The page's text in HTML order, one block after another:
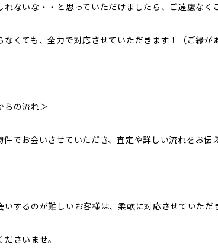
ないな・・と思っていただけましたら、ご遠慮なく
くても、全力で対応させていただきます！（ご縁が
らの流れ＞
でお会いさせていただき、査定や詳しい流れをお伝
するのが難しいお客様は、柔軟に対応させていただ
さいませ。